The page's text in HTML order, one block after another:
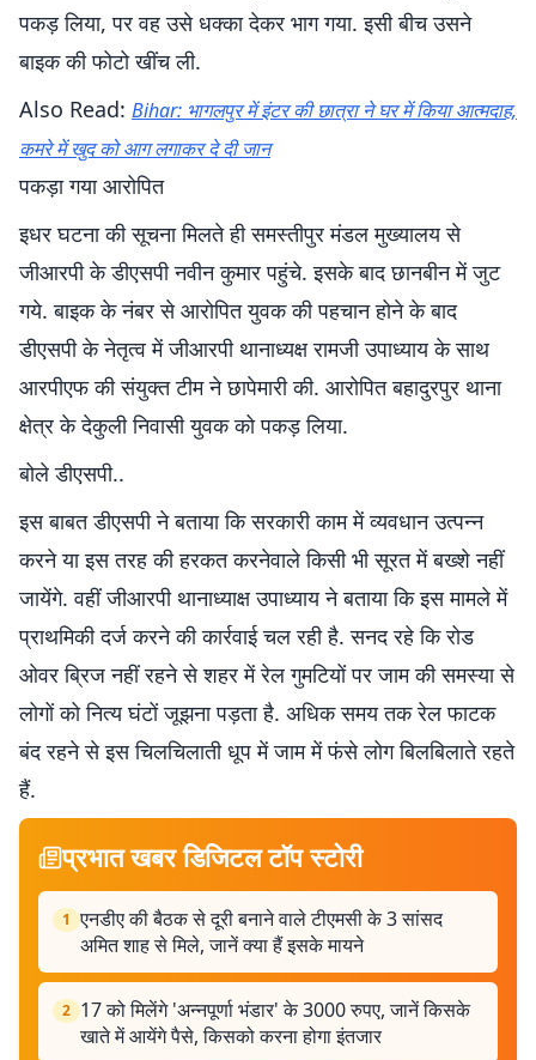
पकड़ लिया, पर वह उसे धक्का देकर भाग गया. इसी बीच उसने
बाइक की फोटो खींच ली.
Also Read: Bihar: भागलपुर में इंटर की छात्रा ने घर में किया आत्मदाह,
कमरे में खुद को आग लगाकर दे दी जान
पकड़ा गया आरोपित
इधर घटना की सूचना मिलते ही समस्तीपुर मंडल मुख्यालय से
जीआरपी के डीएसपी नवीन कुमार पहुंचे. इसके बाद छानबीन में जुट
गये. बाइक के नंबर से आरोपित युवक की पहचान होने के बाद
डीएसपी के नेतृत्व में जीआरपी थानाध्यक्ष रामजी उपाध्याय के साथ
आरपीएफ की संयुक्त टीम ने छापेमारी की. आरोपित बहादुरपुर थाना
क्षेत्र के देकुली निवासी युवक को पकड़ लिया.
बोले डीएसपी..
इस बाबत डीएसपी ने बताया कि सरकारी काम में व्यवधान उत्पन्न
करने या इस तरह की हरकत करनेवाले किसी भी सूरत में बख्शे नहीं
जायेंगे. वहीं जीआरपी थानाध्याक्ष उपाध्याय ने बताया कि इस मामले में
प्राथमिकी दर्ज करने की कार्रवाई चल रही है. सनद रहे कि रोड
ओवर ब्रिज नहीं रहने से शहर में रेल गुमटियों पर जाम की समस्या से
लोगों को नित्य घंटों जूझना पड़ता है. अधिक समय तक रेल फाटक
बंद रहने से इस चिलचिलाती धूप में जाम में फंसे लोग बिलबिलाते रहते
हैं.
प्रभात खबर डिजिटल टॉप स्टोरी
1 एनडीए की बैठक से दूरी बनाने वाले टीएमसी के 3 सांसद
अमित शाह से मिले, जानें क्या हैं इसके मायने
2 17 को मिलेंगे 'अन्नपूर्णा भंडार' के 3000 रुपए, जानें किसके
खाते में आयेंगे पैसे, किसको करना होगा इंतजार